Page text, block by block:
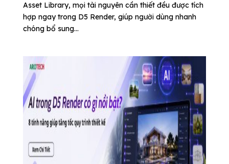
Asset Library, mọi tài nguyên cần thiết đều được tích
hợp ngay trong D5 Render, giúp người dùng nhanh
chóng bổ sung...